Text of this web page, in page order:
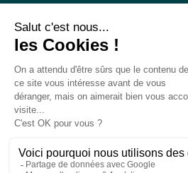
Blog
Nous contacter
Conditions générales d’utilisation
Politique de cookies